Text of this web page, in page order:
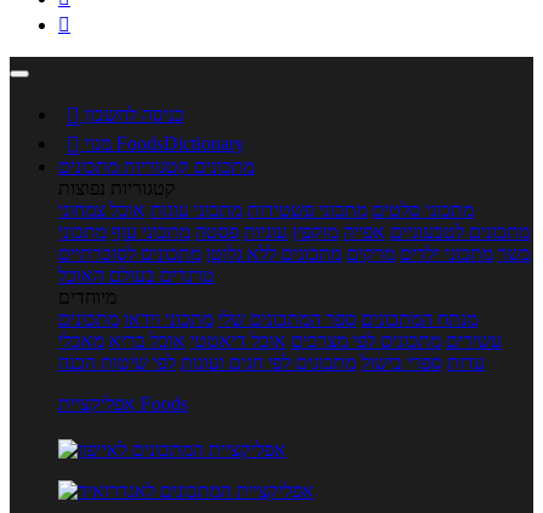

 כניסה לחשבון

מנוי FoodsDictionary
מתכונים קטגוריות מתכונים
קטגוריות נפוצות
מתכוני סלטים מתכוני פשטידות מתכוני עוגות אוכל צמחוני
מתכונים לטבעוניים אפייה מוקפץ עוגיות פסטה מתכוני עוף מתכוני
בשר מתכוני ילדים מרקים מתכונים ללא גלוטן מתכונים לסוכרתיים
טרנדים בעולם האוכל
מיוחדים
מנתח המתכונים ספר המתכונים שלי מתכוני וידאו מתכונים
עשירים מתכונים לפי מצרכים אוכל דיאטטי אוכל בריא מאכלי
עדות ספרי בישול מתכונים לפי חגים ועונות לפי שיטות הכנה
אפליקציית Foods